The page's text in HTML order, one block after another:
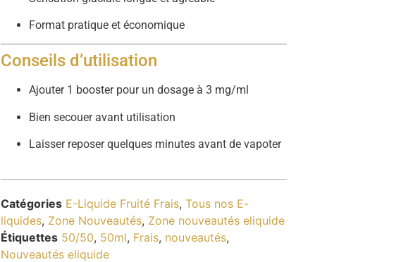
Format pratique et économique
Conseils d’utilisation
Ajouter 1 booster pour un dosage à 3 mg/ml
Bien secouer avant utilisation
Laisser reposer quelques minutes avant de vapoter
Catégories E-Liquide Fruité Frais,Tous nos E-
liquides, Zone Nouveautés, Zone nouveautés eliquide
Étiquettes 50/50, 50ml, Frais, nouveautés,
Nouveautés eliquide